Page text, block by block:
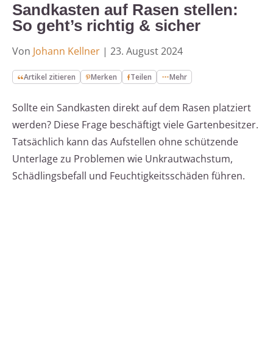
Sandkasten auf Rasen stellen:
So geht’s richtig & sicher
Von Johann Kellner | 23. August 2024
Artikel zitieren Merken Teilen Mehr
Sollte ein Sandkasten direkt auf dem Rasen platziert
werden? Diese Frage beschäftigt viele Gartenbesitzer.
Tatsächlich kann das Aufstellen ohne schützende
Unterlage zu Problemen wie Unkrautwachstum,
Schädlingsbefall und Feuchtigkeitsschäden führen.